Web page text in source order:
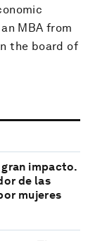
MBA from
the board of
gran impacto.
de las
mujeres